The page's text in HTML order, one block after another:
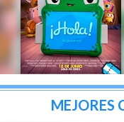
MEJORES